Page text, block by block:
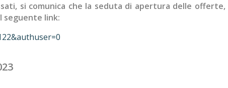
si comunica che la seduta di apertura delle
seguente link: